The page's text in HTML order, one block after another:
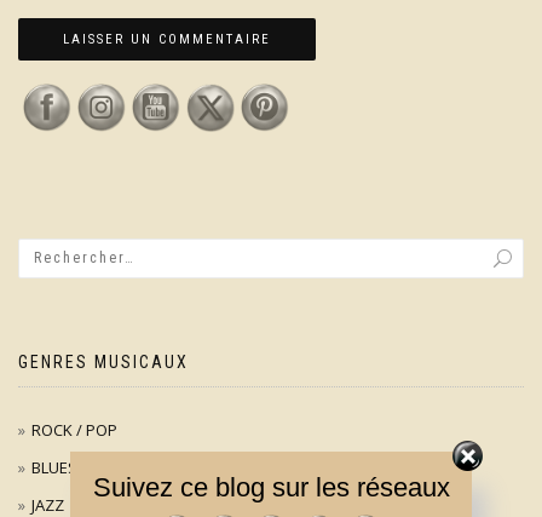
GENRES MUSICAUX
ROCK / POP
BLUES
JAZZ
Suivez ce blog sur les réseaux